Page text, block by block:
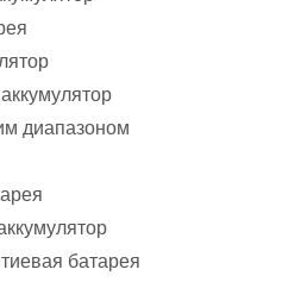
диапазоном
батарея